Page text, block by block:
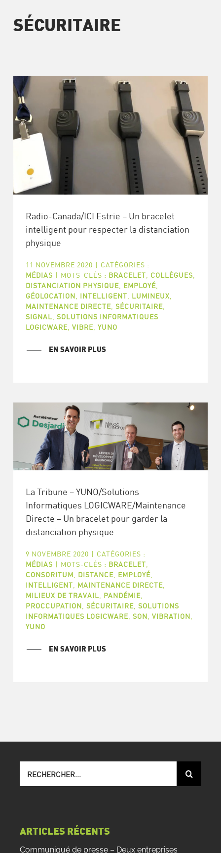
SÉCURITAIRE
Radio-Canada/ICI Estrie – Un bracelet
intelligent pour respecter la distanciation
physique
11 NOVEMBRE 2020 | CATÉGORIES :
MÉDIAS | MOTS-CLÉS : BRACELET COLLÈGUES
DISTANCIATION PHYSIQUE, EMPLOYÉ,
GÉOLOCATION
INTELLIGENT LUMINEUX
MAINTENANCE DIRECTE, SÉCURITAIRE,
SIGNAL SOLUTIONS INFORMATIQUES
LOGICWARE, VIBRE, YUNO
EN SAVOIR PLUS
La Tribune – YUNO/Solutions
Informatiques LOGICWARE/Maintenance
Directe – Un bracelet pour garder la
distanciation physique
9 NOVEMBRE 2020 | CATÉGORIES :
MÉDIAS | MOTS-CLÉS : BRACELET
CONSORITUM
DISTANCE, EMPLOYÉ,
INTELLIGENT
MAINTENANCE DIRECTE,
MILIEUX DE TRAVAIL
PANDÉMIE,
PROCCUPATION SÉCURITAIRE, SOLUTIONS
INFORMATIQUES LOGICWARE, SON VIBRATION
YUNO
EN SAVOIR PLUS
sur
ARTICLES RÉCENTS
Communiqué de presse – Deux entreprises